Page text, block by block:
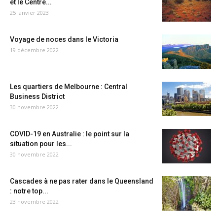
et le Centre...
25 janvier 2023
Voyage de noces dans le Victoria
19 décembre 2022
Les quartiers de Melbourne : Central
Business District
30 novembre 2022
COVID-19 en Australie : le point sur la
situation pour les...
30 novembre 2022
Cascades à ne pas rater dans le Queensland
: notre top...
23 novembre 2022